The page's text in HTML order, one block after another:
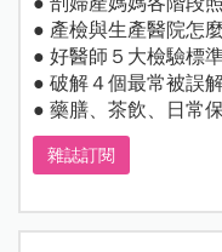
● 產檢與生產醫院怎
● 好醫師５大檢驗標
● 破解４個最常被誤
● 藥膳、茶飲、日常
雜誌訂閱